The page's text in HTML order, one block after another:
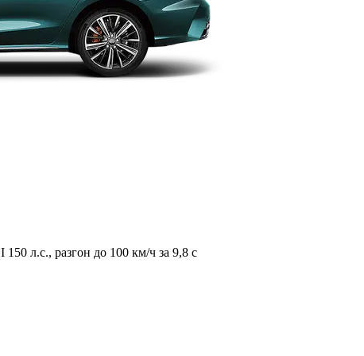
л.с., разгон до 100 км/ч за 9,8 с